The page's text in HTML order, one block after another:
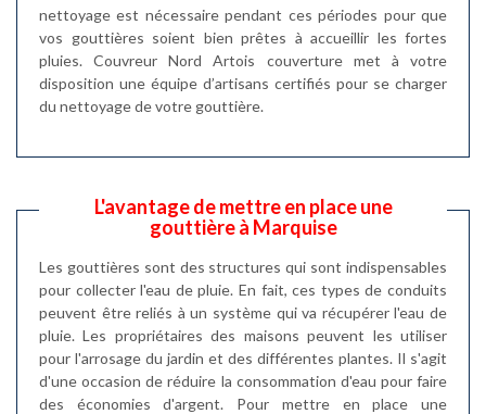
nettoyage est nécessaire pendant ces périodes pour que
vos gouttières soient bien prêtes à accueillir les fortes
pluies. Couvreur Nord Artois couverture met à votre
disposition une équipe d’artisans certifiés pour se charger
du nettoyage de votre gouttière.
L'avantage de mettre en place une
gouttière à Marquise
Les gouttières sont des structures qui sont indispensables
pour collecter l'eau de pluie. En fait, ces types de conduits
peuvent être reliés à un système qui va récupérer l'eau de
pluie. Les propriétaires des maisons peuvent les utiliser
pour l'arrosage du jardin et des différentes plantes. Il s'agit
d'une occasion de réduire la consommation d'eau pour faire
des économies d'argent. Pour mettre en place une